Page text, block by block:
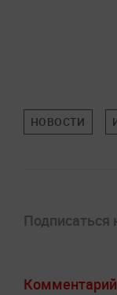
НОВОСТИ
Подписаться
Комментарий